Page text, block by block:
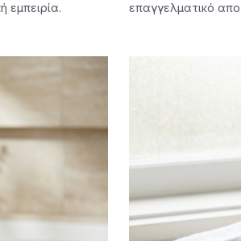
εμπειρία.
επαγγελματικό